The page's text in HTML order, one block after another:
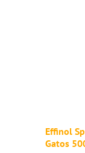
Effinol
Gatos